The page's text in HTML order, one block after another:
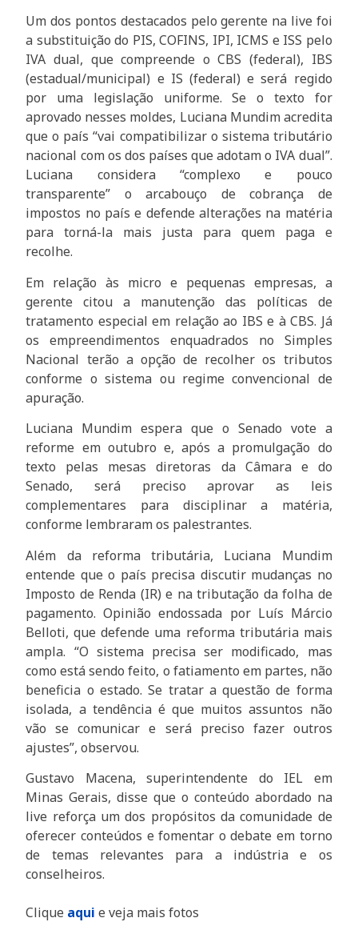
Um dos pontos destacados pelo gerente na live foi
a substituição do PIS, COFINS, IPI, ICMS e ISS pelo
IVA dual, que compreende o CBS (federal), IBS
(estadual/municipal) e IS (federal) e será regido
por uma legislação uniforme. Se o texto for
aprovado nesses moldes, Luciana Mundim acredita
que o país “vai compatibilizar o sistema tributário
nacional com os dos países que adotam o IVA dual”.
Luciana considera “complexo e pouco
transparente” o arcabouço de cobrança de
impostos no país e defende alterações na matéria
para torná-la mais justa para quem paga e
recolhe.
Em relação às micro e pequenas empresas, a
gerente citou a manutenção das políticas de
tratamento especial em relação ao IBS e à CBS. Já
os empreendimentos enquadrados no Simples
Nacional terão a opção de recolher os tributos
conforme o sistema ou regime convencional de
apuração.
Luciana Mundim espera que o Senado vote a
reforme em outubro e, após a promulgação do
texto pelas mesas diretoras da Câmara e do
Senado, será preciso aprovar as leis
complementares para disciplinar a matéria,
conforme lembraram os palestrantes.
Além da reforma tributária, Luciana Mundim
entende que o país precisa discutir mudanças no
Imposto de Renda (IR) e na tributação da folha de
pagamento. Opinião endossada por Luís Márcio
Belloti, que defende uma reforma tributária mais
ampla. “O sistema precisa ser modificado, mas
como está sendo feito, o fatiamento em partes, não
beneficia o estado. Se tratar a questão de forma
isolada, a tendência é que muitos assuntos não
vão se comunicar e será preciso fazer outros
ajustes”, observou.
Gustavo Macena, superintendente do IEL em
Minas Gerais, disse que o conteúdo abordado na
live reforça um dos propósitos da comunidade de
oferecer conteúdos e fomentar o debate em torno
de temas relevantes para a indústria e os
conselheiros.
Clique aqui e veja mais fotos